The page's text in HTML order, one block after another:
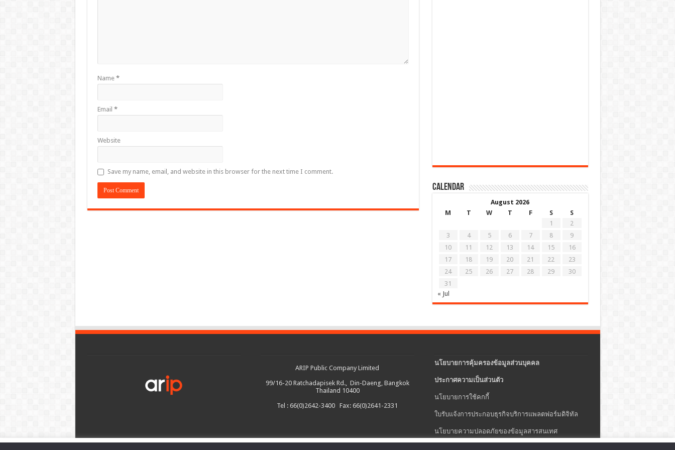
Name *
Email *
Website
Save my name, email, and website in this browser for the next time I comment.
Calendar
August 2026
M
T W T F S
S
1
2
3
4 5 6 7 8
9
10
11 12 13 14 15
16
17
18 19 20 21 22
23
24
25 26 27 28 29
30
31
« Jul
ARIP Public Company Limited
99/16-20 Ratchadapisek Rd., Din-Daeng, Bangkok
Thailand 10400
Tel : 66(0)2642-3400 Fax: 66(0)2641-2331
นโยบายการคุ้มครองข้อมูลส่วนบุคคล
ประกาศความเป็นส่วนตัว
นโยบายการใช้คกกี้
ใบรับแจ้งการประกอบธุรกิจบริการแพลตฟอร์มดิจิทัล
นโยบายความปลอดภัยของข้อมูลสารสนเทศ